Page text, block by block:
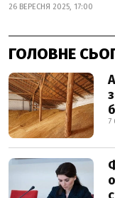
26 ВЕРЕСНЯ 2025, 17:00
ГОЛОВНЕ
7